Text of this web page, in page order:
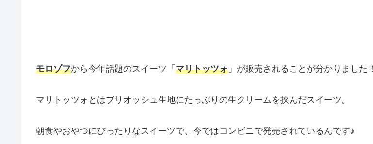
モロゾフから今年話題のスイーツ「 マリトッツォ 」が販売されることが分かりました！
マリトッツォとはブリオッシュ生地にたっぷりの生クリームを挟んだスイーツ。
朝食やおやつにぴったりなスイーツで、今ではコンビニで発売されているんです♪